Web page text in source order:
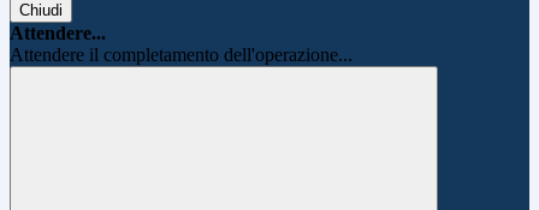
Chiudi
Attendere...
Attendere il completamento dell'operazione...